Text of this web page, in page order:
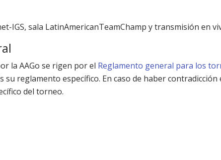
IGS, sala LatinAmericanTeamChamp y transmisión en
la AAGo se rigen por el Reglamento general para los
su reglamento específico. En caso de haber
del torneo.